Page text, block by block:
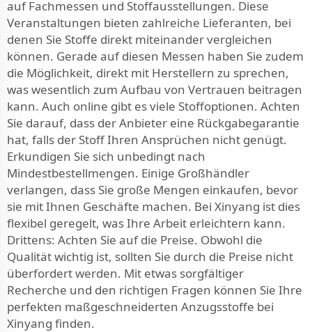
auf Fachmessen und Stoffausstellungen. Diese
Veranstaltungen bieten zahlreiche Lieferanten, bei
denen Sie Stoffe direkt miteinander vergleichen
können. Gerade auf diesen Messen haben Sie zudem
die Möglichkeit, direkt mit Herstellern zu sprechen,
was wesentlich zum Aufbau von Vertrauen beitragen
kann. Auch online gibt es viele Stoffoptionen. Achten
Sie darauf, dass der Anbieter eine Rückgabegarantie
hat, falls der Stoff Ihren Ansprüchen nicht genügt.
Erkundigen Sie sich unbedingt nach
Mindestbestellmengen. Einige Großhändler
verlangen, dass Sie große Mengen einkaufen, bevor
sie mit Ihnen Geschäfte machen. Bei Xinyang ist dies
flexibel geregelt, was Ihre Arbeit erleichtern kann.
Drittens: Achten Sie auf die Preise. Obwohl die
Qualität wichtig ist, sollten Sie durch die Preise nicht
überfordert werden. Mit etwas sorgfältiger
Recherche und den richtigen Fragen können Sie Ihre
perfekten maßgeschneiderten Anzugsstoffe bei
Xinyang finden.